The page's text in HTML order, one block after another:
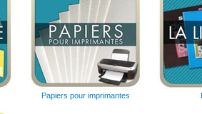
Papiers pour imprimantes